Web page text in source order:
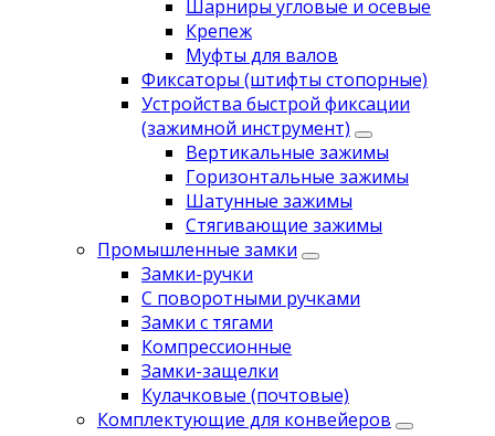
Шарниры угловые и осевые
Крепеж
Муфты для валов
Фиксаторы (штифты стопорные)
Устройства быстрой фиксации
(зажимной инструмент)
Вертикальные зажимы
Горизонтальные зажимы
Шатунные зажимы
Стягивающие зажимы
Промышленные замки
Замки-ручки
С поворотными ручками
Замки с тягами
Компрессионные
Замки-защелки
Кулачковые (почтовые)
Комплектующие для конвейеров